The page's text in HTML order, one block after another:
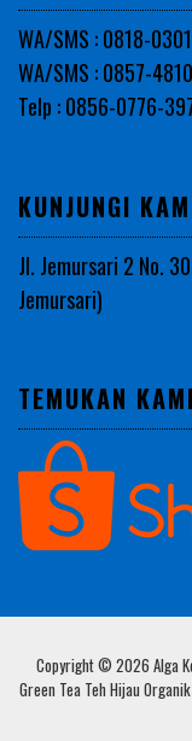
WA/SMS : 0818-
WA/SMS : 0857-
Telp : 0856-0776-
KUNJUNGI
Jl. Jemursari 2 No.
Jemursari)
TEMUKAN
Copyright © 2026 Alga
Green Tea Teh Hijau